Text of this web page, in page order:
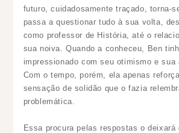
futuro, cuidadosamente traçado, torna-
passa a questionar tudo à sua volta,
como professor de História, até o
sua noiva. Quando a conheceu, Ben
impressionado com seu otimismo e sua
Com o tempo, porém, ela apenas
sensação de solidão que o fazia
problemática.
Essa procura pelas respostas o deixará